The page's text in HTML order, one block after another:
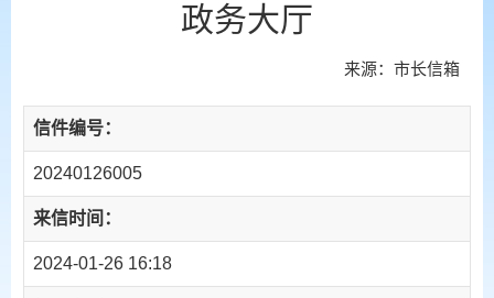
政务大厅
来源：市长信箱
信件编号：
20240126005
来信时间：
2024-01-26 16:18